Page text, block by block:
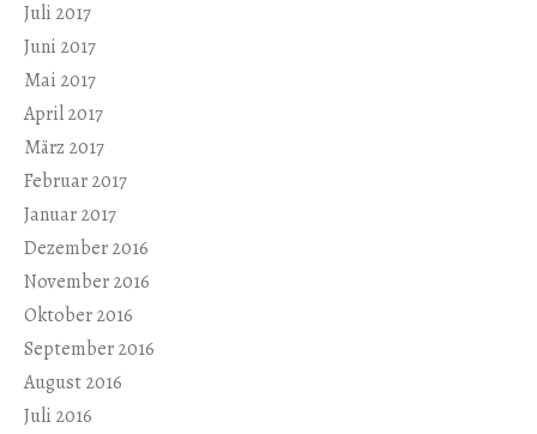
Juli 2017
Juni 2017
Mai 2017
April 2017
März 2017
Februar 2017
Januar 2017
Dezember 2016
November 2016
Oktober 2016
September 2016
August 2016
Juli 2016